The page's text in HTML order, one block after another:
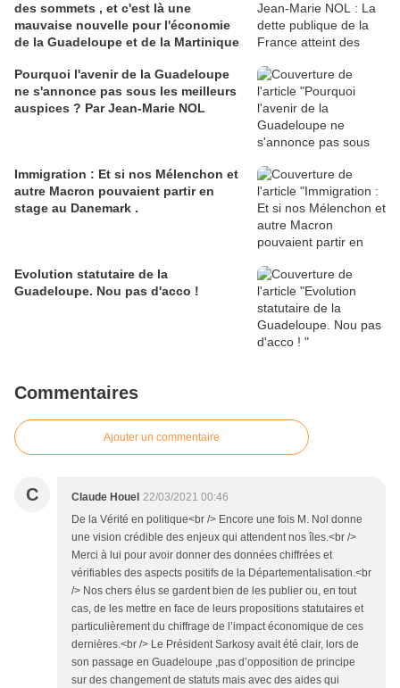
des sommets , et c'est là une
mauvaise nouvelle pour l'économie
de la Guadeloupe et de la Martinique
Pourquoi l'avenir de la Guadeloupe
ne s'annonce pas sous les meilleurs
auspices ? Par Jean-Marie NOL
Immigration : Et si nos Mélenchon et
autre Macron pouvaient partir en
stage au Danemark .
Evolution statutaire de la
Guadeloupe. Nou pas d'acco !
Commentaires
Ajouter un commentaire
C Claude Houel 22/03/2021 00:46
De la Vérité en politique<br /> Encore une fois M. Nol donne
une vision crédible des enjeux qui attendent nos îles.<br />
Merci à lui pour avoir donner des données chiffrées et
vérifiables des aspects positifs de la Départementalisation.<br
/> Nos chers élus se gardent bien de les publier ou, en tout
cas, de les mettre en face de leurs propositions statutaires et
particulièrement du chiffrage de l’impact économique de ces
dernières.<br /> Le Président Sarkosy avait été clair, lors de
son passage en Guadeloupe ,pas d’opposition de principe
sur des changement de statuts mais avec des aides qui